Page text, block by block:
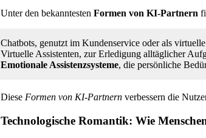
Unter den bekanntesten Formen von KI-Partnern
Chatbots, genutzt im Kundenservice oder als
Virtuelle Assistenten, zur Erledigung alltäglicher
Emotionale Assistenzsysteme, die persönliche
Diese Formen von KI-Partnern verbessern die
Technologische Romantik: Wie